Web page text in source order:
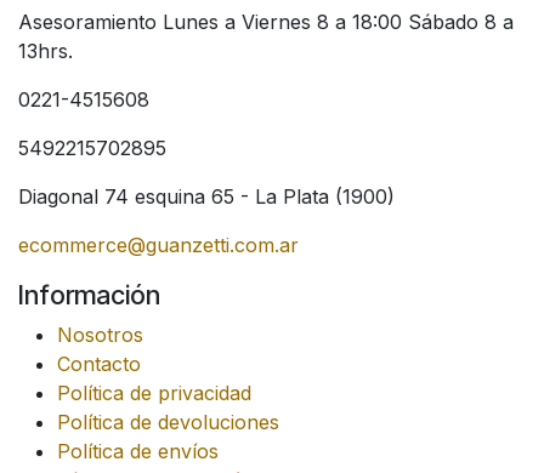
Asesoramiento Lunes a Viernes 8 a 18:00 Sábado 8 a
13hrs.
0221-4515608
5492215702895
Diagonal 74 esquina 65 - La Plata (1900)
ecommerce@guanzetti.com.ar
Información
Nosotros
Contacto
Política de privacidad
Política de devoluciones
Política de envíos